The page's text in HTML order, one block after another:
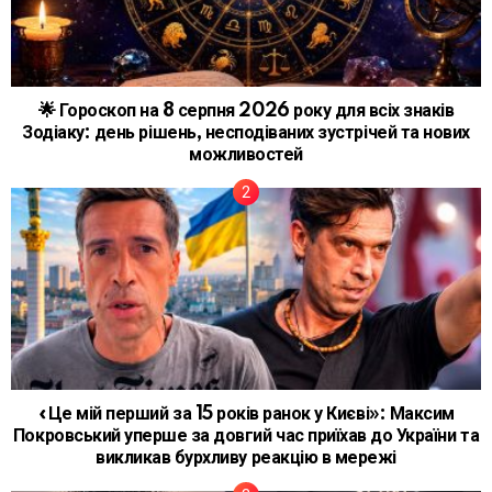
🌟 Гороскоп на 8 серпня 2026 року для всіх знаків
Зодіаку: день рішень, несподіваних зустрічей та нових
можливостей
«Це мій перший за 15 років ранок у Києві»: Максим
Покровський уперше за довгий час приїхав до України та
викликав бурхливу реакцію в мережі